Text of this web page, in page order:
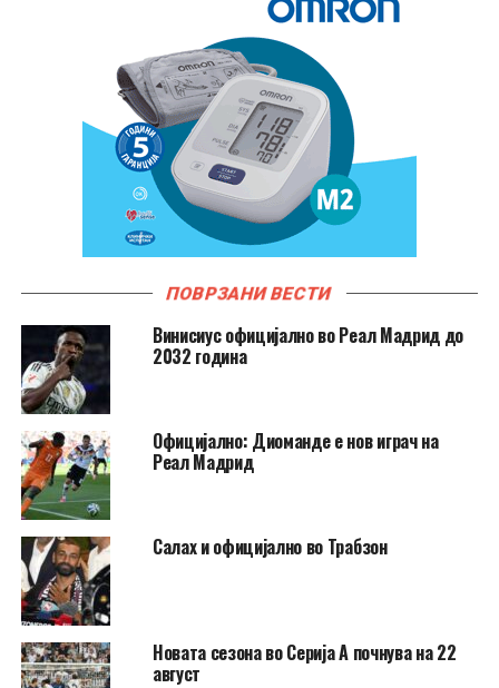
ПОВРЗАНИ ВЕСТИ
Винисиус официјално во Реал Мадрид до
2032 година
Официјално: Диоманде е нов играч на
Реал Мадрид
Салах и официјално во Трабзон
Новата сезона во Серија А почнува на 22
август